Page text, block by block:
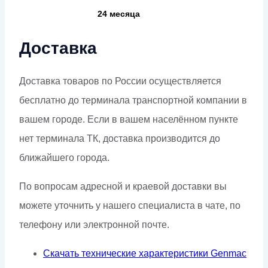
24 месяца
Доставка
Доставка товаров по России осуществляется
бесплатно до терминала транспортной компании в
вашем городе. Если в вашем населённом пункте
нет терминала ТК, доставка производится до
ближайшего города.
По вопросам адресной и краевой доставки вы
можете уточнить у нашего специалиста в чате, по
телефону или электронной почте.
Скачать технические характеристики Genmac